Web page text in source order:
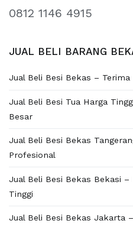
0812 1146 4915
JUAL BELI BARANG
Jual Beli Besi Bekas – Terima
Jual Beli Besi Tua Harga
Besar
Jual Beli Besi Bekas
Profesional
Jual Beli Besi Bekas Bekasi –
Tinggi
Jual Beli Besi Bekas Jakarta